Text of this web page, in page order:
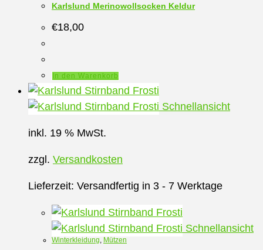
Karlslund Merinowollsocken Keldur
€18,00
In den Warenkorb
Schnellansicht
inkl. 19 % MwSt.
zzgl. Versandkosten
Lieferzeit: Versandfertig in 3 - 7 Werktage
Schnellansicht
Winterkleidung, Mützen